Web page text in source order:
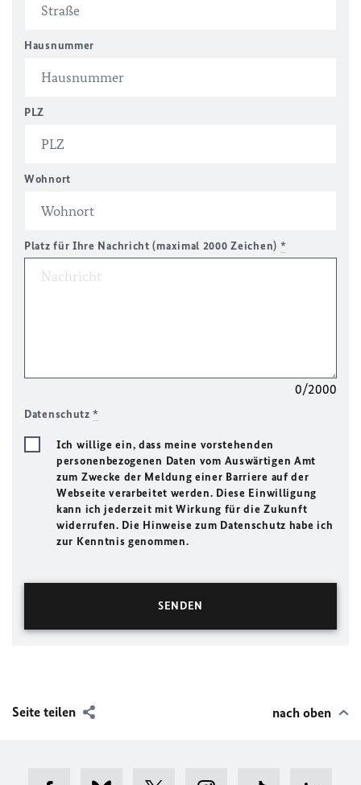
Hausnummer
PLZ
Wohnort
Platz für Ihre Nachricht (maximal 2000 Zeichen) *
0/2000
Datenschutz*
Ich willige ein, dass meine vorstehenden
personenbezogenen Daten vom Auswärtigen Amt
zum Zwecke der Meldung einer Barriere auf der
Webseite verarbeitet werden. Diese Einwilligung
kann ich jederzeit mit Wirkung für die Zukunft
widerrufen. Die Hinweise zum Datenschutz habe ich
zur Kenntnis genommen.
Seite teilen nach oben